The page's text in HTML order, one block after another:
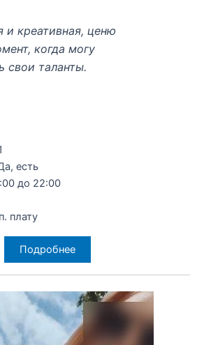
и креативная, ценю
когда могу
свои таланты.
есть
до 22:00
плату
Подробнее